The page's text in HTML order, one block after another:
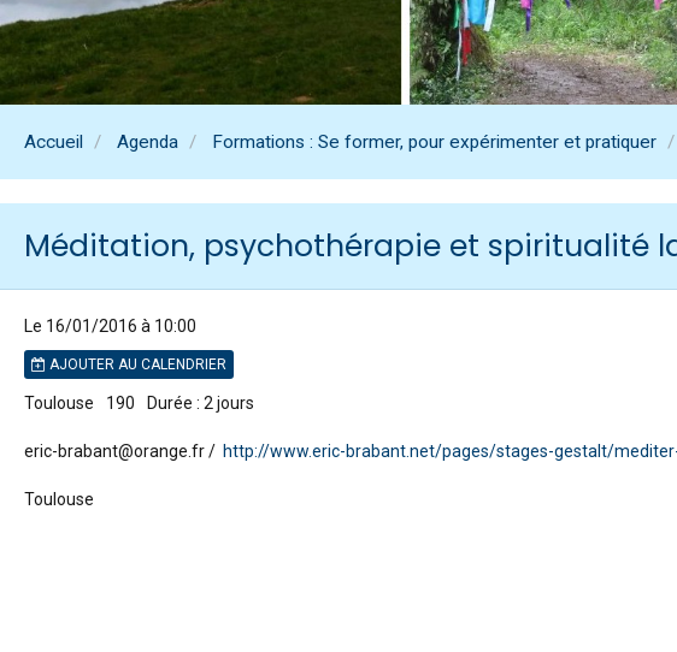
Accueil Agenda Formations : Se former, pour expérimenter et pratiquer
Méditation, psychothérapie et spiritualité
Le 16/01/2016 à 10:00
AJOUTER AU CALENDRIER
Toulouse 190 Durée : 2 jours
eric-brabant@orange.fr http://www.eric-brabant.net/pages/stages-gestalt/
Toulouse